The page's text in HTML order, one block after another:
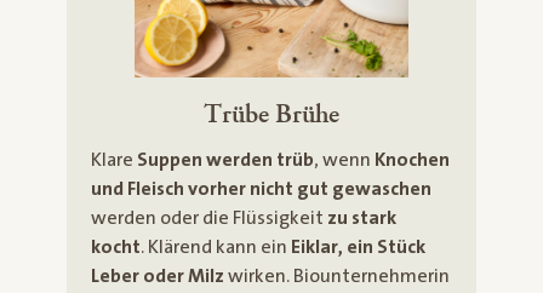
Trübe Brühe
Klare Suppen werden trüb, wenn Knochen
und Fleisch vorher nicht gut gewaschen
werden oder die Flüssigkeit zu stark
kocht. Klärend kann ein Eiklar, ein Stück
Leber oder Milz wirken. Biounternehmerin